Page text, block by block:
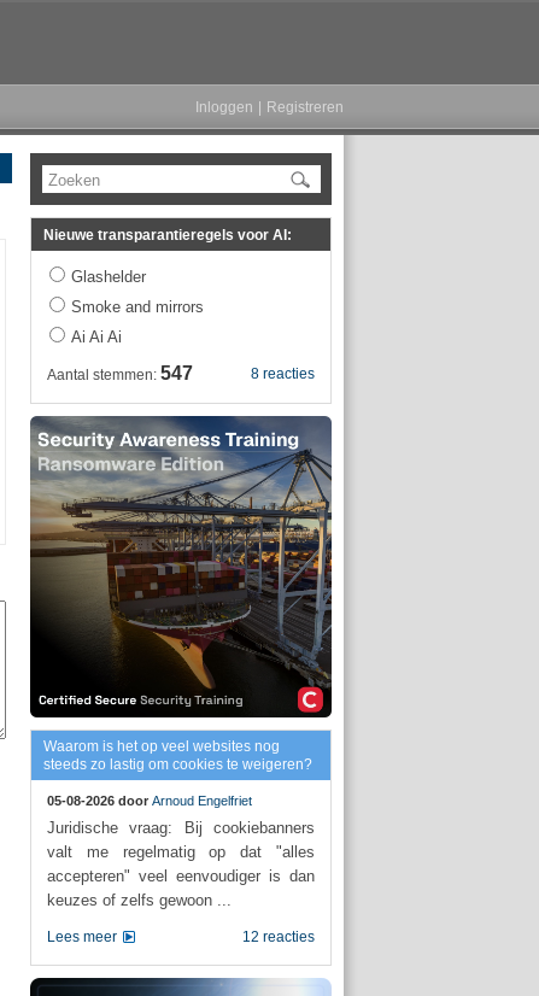
Inloggen Registreren
Zoeken
Nieuwe transparantieregels voor AI:
Glashelder
Smoke and mirrors
Ai Ai Ai
8 reacties
Aantal stemmen: 547
Waarom is het op veel websites nog
steeds zo lastig om cookies te weigeren?
05-08-2026 door Arnoud Engelfriet
Juridische vraag: Bij cookiebanners
valt me regelmatig op dat "alles
accepteren" veel eenvoudiger is dan
keuzes of zelfs gewoon ...
12 reacties
Lees meer